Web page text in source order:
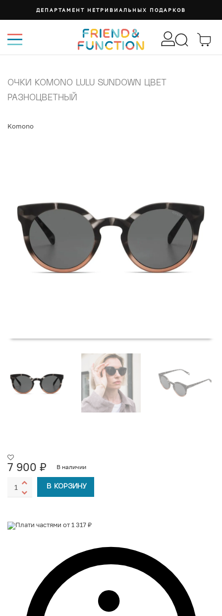
ДЕПАРТАМЕНТ НЕТРИВИАЛЬНЫХ ПОДАРКОВ
ОЧКИ KOMONO LULU SUNDOWN ЦВЕТ
РАЗНОЦВЕТНЫЙ
Komono
7 900 ₽ В наличии
В КОРЗИНУ
Плати частями от 1 317 ₽